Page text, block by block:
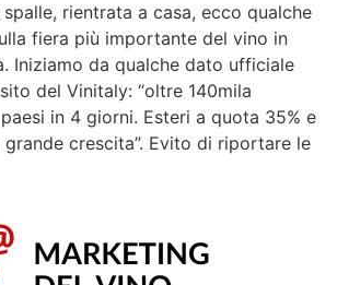
rientrata a casa, ecco qualche
fiera più importante del vino in
Iniziamo da qualche dato ufficiale
del Vinitaly: “oltre 140mila
in 4 giorni. Esteri a quota 35% e
crescita”. Evito di riportare le